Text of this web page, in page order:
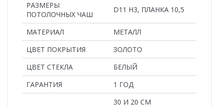
РАЗМЕРЫ
ПОТОЛОЧНЫХ ЧАШ
D11 H3, ПЛАНКА 10,5
MАТЕРИАЛ
МЕТАЛЛ
ЦВЕТ ПОКРЫТИЯ
ЗОЛОТО
ЦВЕТ СТЕКЛА
БЕЛЫЙ
ГАРАНТИЯ
1 ГОД
30 И 20 СМ